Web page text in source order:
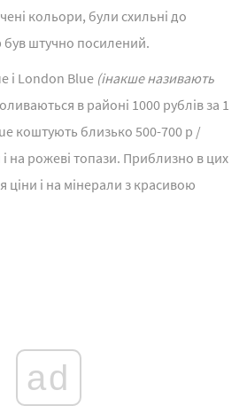
кольори, були схильні до
був штучно посилений.
і London Blue (інакше називають
в районі 1000 рублів за 1
коштують близько 500-700 р /
і на рожеві топази. Приблизно в цих
ціни і на мінерали з красивою
ad